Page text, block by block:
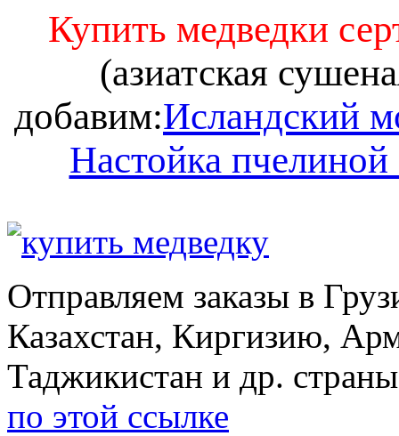
Купить медведки
(азиатская
добавим:Исландский
Настойка пчелиной
Отправляем заказы в
Казахстан, Киргизию,
Таджикистан и др.
по этой ссылке